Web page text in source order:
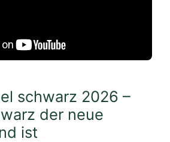
schwarz 2026 –
der neue
ist